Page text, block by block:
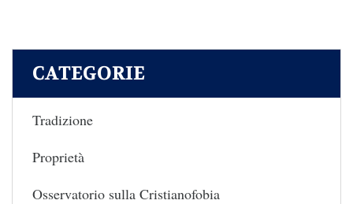
CATEGORIE
Tradizione
Proprietà
Osservatorio sulla Cristianofobia